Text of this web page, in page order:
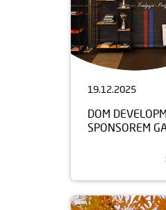
19.12.2025
DOM
SPONSOREM